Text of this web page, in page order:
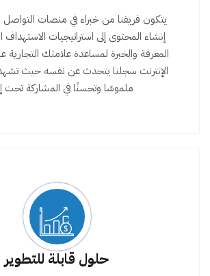
يتكون فريقنا من خبراء في منصات التواصل
إنشاء المحتوى إلى استراتيجيات الاستهداف
المعرفة والخبرة لمساعدة علامتك التجارية
الإنترنت سجلنا يتحدث عن نفسه حيث تشهد
ملموسًا وتحسنًا في المشاركة تحت
حلول قابلة للتطوير